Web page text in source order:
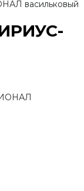
васильковый